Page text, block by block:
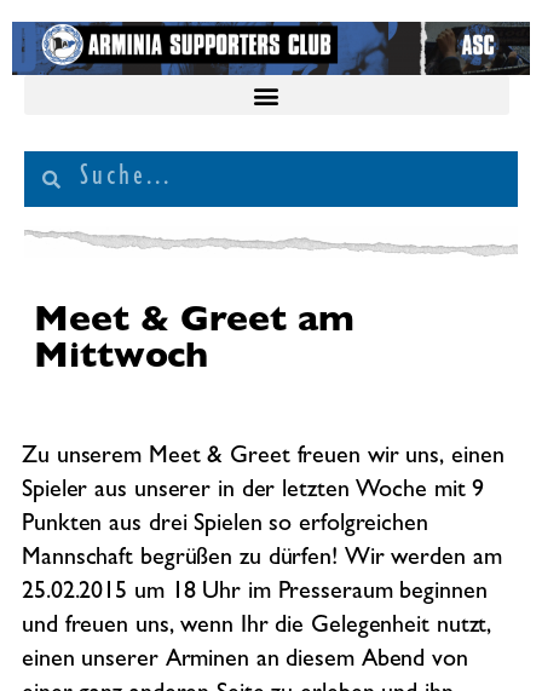
Meet & Greet am
Mittwoch
Zu unserem Meet & Greet freuen wir uns, einen
Spieler aus unserer in der letzten Woche mit 9
Punkten aus drei Spielen so erfolgreichen
Mannschaft begrüßen zu dürfen! Wir werden am
25.02.2015 um 18 Uhr im Presseraum beginnen
und freuen uns, wenn Ihr die Gelegenheit nutzt,
einen unserer Arminen an diesem Abend von